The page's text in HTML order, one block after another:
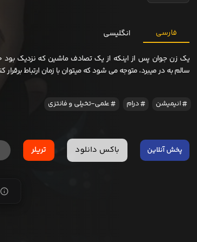
فارسی انگلیسی
یک زن جوان پس از اینکه از یک تصادف ماشین که نزدیک بود
سالم به در میبرد، متوجه می شود که میتوان با زمان ارتباط برقرار
انیمیشن درام علمی-تخیلی و فانتزی
پخش آنلاین باکس دانلود تریلر